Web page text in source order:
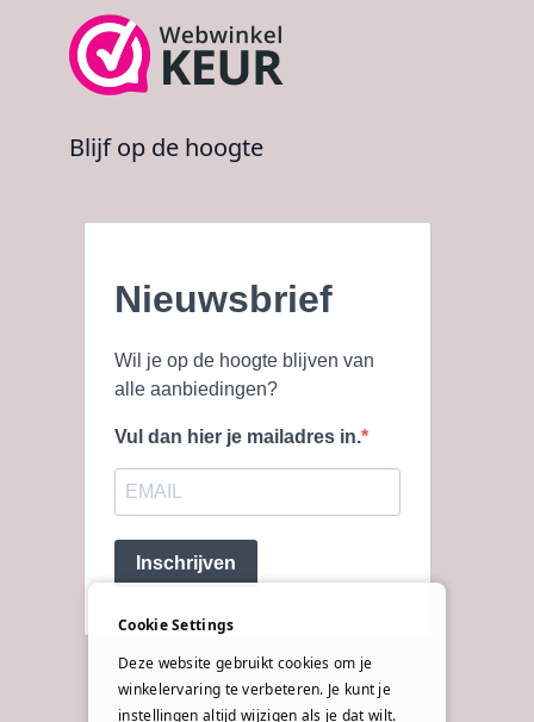
Blijf op de hoogte
Nieuwsbrief
Wil je op de hoogte blijven van
alle aanbiedingen?
Vul dan hier je mailadres in.
Inschrijven
Cookie Settings
Deze website gebruikt cookies om je
winkelervaring te verbeteren. Je kunt je
instellingen altijd wijzigen als je dat wilt.